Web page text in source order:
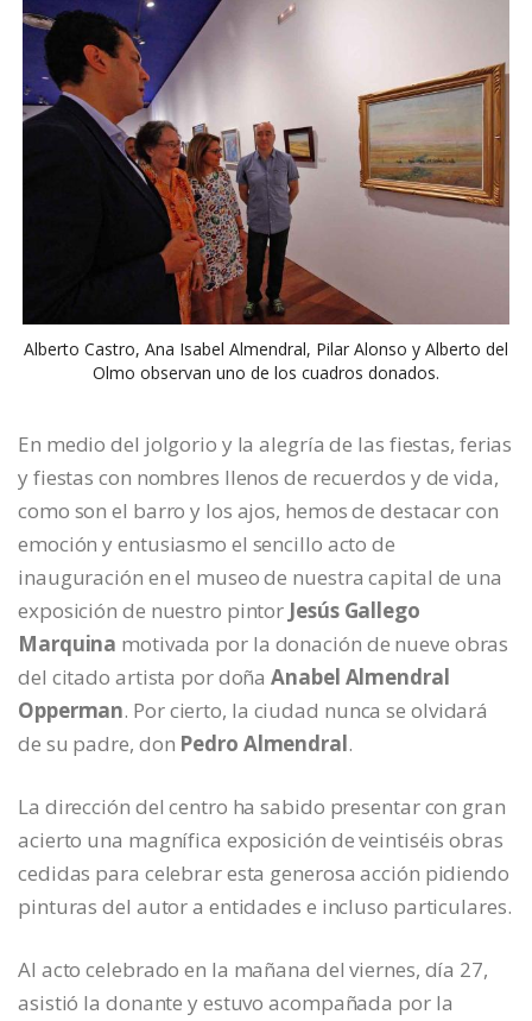
Alberto Castro, Ana Isabel Almendral, Pilar Alonso y Alberto del
Olmo observan uno de los cuadros donados.
En medio del jolgorio y la alegría de las fiestas, ferias
y fiestas con nombres llenos de recuerdos y de vida,
como son el barro y los ajos, hemos de destacar con
emoción y entusiasmo el sencillo acto de
inauguración en el museo de nuestra capital de una
exposición de nuestro pintor Jesús Gallego
Marquina motivada por la donación de nueve obras
del citado artista por doñaAnabel Almendral
Opperman. Por cierto, la ciudad nunca se olvidará
de su padre, don Pedro Almendral.
La dirección del centro ha sabido presentar con gran
acierto una magnífica exposición de veintiséis obras
cedidas para celebrar esta generosa acción pidiendo
pinturas del autor a entidades e incluso particulares.
Al acto celebrado en la mañana del viernes, día 27,
asistió la donante y estuvo acompañada por la